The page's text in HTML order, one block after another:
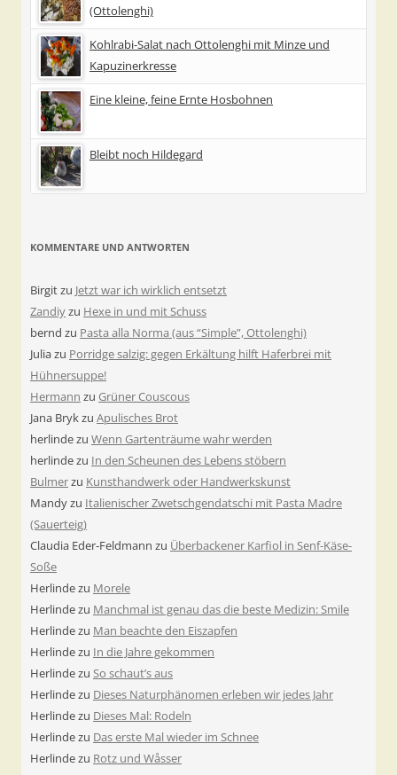
(Ottolenghi)
Kohlrabi-Salat nach Ottolenghi mit Minze und
Kapuzinerkresse
Eine kleine, feine Ernte Hosbohnen
Bleibt noch Hildegard
KOMMENTARE UND ANTWORTEN
Birgitzu Jetzt war ich wirklich entsetzt
Zandiyzu Hexe in und mit Schuss
bernd zu Pasta alla Norma (aus “Simple”, Ottolenghi)
Juliazu Porridge salzig: gegen Erkältung hilft Haferbrei mit
Hühnersuppe!
Hermann zu Grüner Couscous
Jana Brykzu Apulisches Brot
herlindezu Wenn Gartenträume wahr werden
herlindezu In den Scheunen des Lebens stöbern
Bulmerzu Kunsthandwerk oder Handwerkskunst
Mandyzu Italienischer Zwetschgendatschi mit Pasta Madre
(Sauerteig)
Claudia Eder-Feldmann zu Überbackener Karfiol in Senf-Käse-
Soße
Herlindezu Morele
Herlindezu Manchmal ist genau das die beste Medizin: Smile
Herlindezu Man beachte den Eiszapfen
Herlindezu In die Jahre gekommen
Herlindezu So schaut’s aus
Herlindezu Dieses Naturphänomen erleben wir jedes Jahr
Herlindezu Dieses Mal: Rodeln
Herlindezu Das erste Mal wieder im Schnee
Herlindezu Rotz und Wåsser